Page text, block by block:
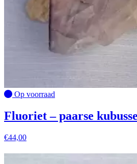
Op voorraad
Fluoriet – paarse
€44,00